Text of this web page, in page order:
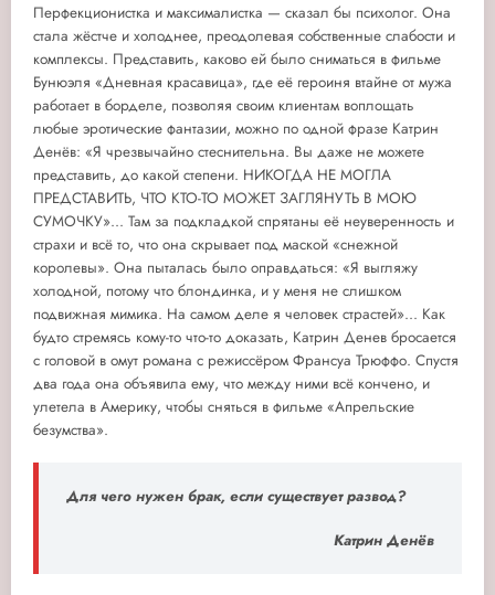
Перфекционистка и максималистка — сказал бы психолог. Она
стала жёстче и холоднее, преодолевая собственные слабости и
комплексы. Представить, каково ей было сниматься в фильме
Бунюэля «Дневная красавица», где её героиня втайне от мужа
работает в борделе, позволяя своим клиентам воплощать
любые эротические фантазии, можно по одной фразе Катрин
Денёв: «Я чрезвычайно стеснительна. Вы даже не можете
представить, до какой степени. НИКОГДА НЕ МОГЛА
ПРЕДСТАВИТЬ, ЧТО КТО-ТО МОЖЕТ ЗАГЛЯНУТЬ В МОЮ
СУМОЧКУ»... Там за подкладкой спрятаны её неуверенность и
страхи и всё то, что она скрывает под маской «снежной
королевы». Она пыталась было оправдаться: «Я выгляжу
холодной, потому что блондинка, и у меня не слишком
подвижная мимика. На самом деле я человек страстей»... Как
будто стремясь кому-то что-то доказать, Катрин Денев бросается
с головой в омут романа с режиссёром Франсуа Трюффо. Спустя
два года она объявила ему, что между ними всё кончено, и
улетела в Америку, чтобы сняться в фильме «Апрельские
безумства».
Для чего нужен брак, если существует развод?
Катрин Денёв